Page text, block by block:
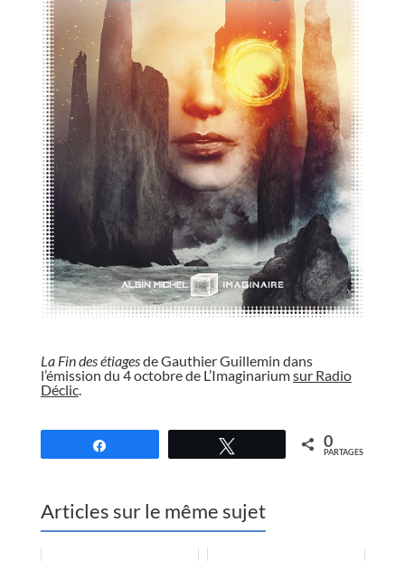
La Fin des étiagesde Gauthier Guillemin dans
l’émission du 4 octobre de L’Imaginariumsur Radio
Déclic.
0
PARTAGES
Articles sur le même sujet